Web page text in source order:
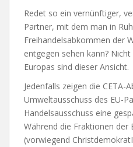
Redet so ein vernünftiger,
Partner, mit dem man in
Freihandelsabkommen der
entgegen sehen kann?
Europas sind dieser Ansicht.
Jedenfalls zeigen die CETA-
Umweltausschuss des EU-
Handelsausschuss eine
Während die Fraktionen der
(vorwiegend